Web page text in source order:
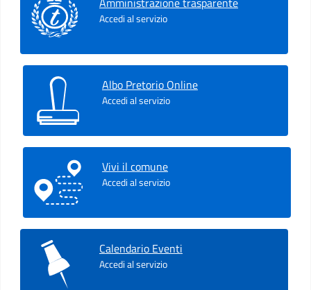
Accedi al servizio
Albo Pretorio Online
Accedi al servizio
Vivi il comune
Accedi al servizio
Calendario Eventi
Accedi al servizio